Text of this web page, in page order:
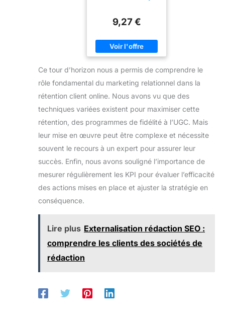
and Pitching Brands
For Influencers and
Edition)
9,27 €
Ce tour d’horizon nous a permis de comprendre le
rôle fondamental du marketing relationnel dans la
rétention client online. Nous avons vu que des
techniques variées existent pour maximiser cette
rétention, des programmes de fidélité à l’UGC. Mais
leur mise en œuvre peut être complexe et nécessite
souvent le recours à un expert pour assurer leur
succès. Enfin, nous avons souligné l’importance de
mesurer régulièrement les KPI pour évaluer l’efficacité
des actions mises en place et ajuster la stratégie en
conséquence.
Lire plus Externalisation rédaction SEO :
comprendre les clients des sociétés de
rédaction